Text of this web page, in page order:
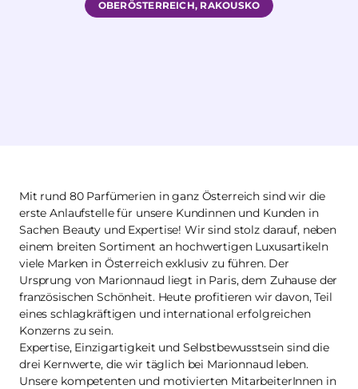
OBERÖSTERREICH, RAKOUSKO
Mit rund 80 Parfümerien in ganz Österreich sind wir die
erste Anlaufstelle für unsere Kundinnen und Kunden in
Sachen Beauty und Expertise! Wir sind stolz darauf, neben
einem breiten Sortiment an hochwertigen Luxusartikeln
viele Marken in Österreich exklusiv zu führen. Der
Ursprung von Marionnaud liegt in Paris, dem Zuhause der
französischen Schönheit. Heute profitieren wir davon, Teil
eines schlagkräftigen und international erfolgreichen
Konzerns zu sein.
Expertise, Einzigartigkeit und Selbstbewusstsein sind die
drei Kernwerte, die wir täglich bei Marionnaud leben.
Unsere kompetenten und motivierten MitarbeiterInnen in